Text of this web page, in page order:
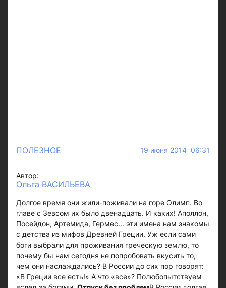
ПОЛЕЗНОЕ 19 июня 2014 06:31
Автор:
Ольга ВАСИЛЬЕВА
Долгое время они жили-поживали на горе Олимп. Во
главе с Зевсом их было двенадцать. И каких! Аполлон,
Посейдон, Артемида, Гермес... эти имена нам знакомы
с детства из мифов Древней Греции. Уж если сами
боги выбрали для проживания греческую землю, то
почему бы нам сегодня не попробовать вкусить то,
чем они наслаждались? В России до сих пор говорят:
«В Греции все есть!» А что «все»? Полюбопытствуем